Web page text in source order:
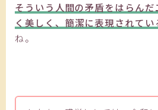
そういう人間の矛盾をはらん
く美しく、簡潔に表現されてい
ね。